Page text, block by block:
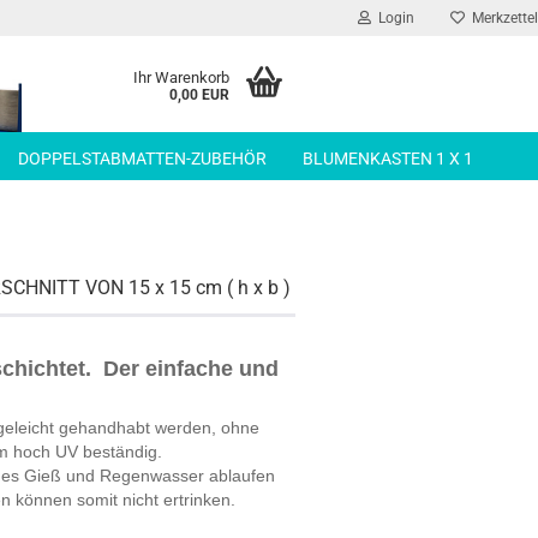
Login Merkzettel
Ihr Warenkorb
0,00 EUR
DOPPELSTABMATTEN-ZUBEHÖR BLUMENKASTEN 1 X 1
VON 15 x 15 cm ( h x b )
Der einfache und
gehandhabt werden, ohne
hoch UV beständig.
Gieß und Regenwasser ablaufen
können somit nicht ertrinken.